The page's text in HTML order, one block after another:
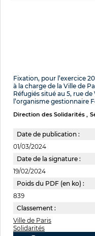
Fixation, pour l’exercice
à la charge de la Ville de
Réfugiés situé au 5, rue de
l’organisme gestionnaire
Direction des Solidarités
Date de publication :
01/03/2024
Date de la signature :
19/02/2024
Poids du PDF (en ko) :
839
Classement :
Ville de Paris
Solidarités